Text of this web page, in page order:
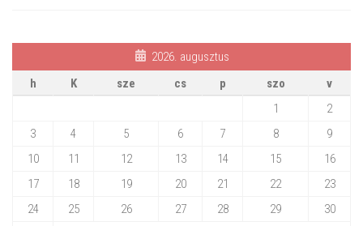
2026. augusztus
h
K sze cs p szo
v
1
2
3
4 5 6 7 8
9
10
11 12 13 14 15
16
17
18 19 20 21 22
23
24
25 26 27 28 29
30